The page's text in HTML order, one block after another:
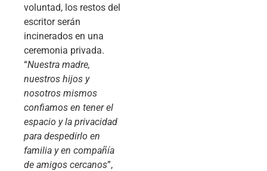
voluntad, los restos del
escritor serán
incinerados en una
ceremonia privada.
“Nuestra madre,
nuestros hijos y
nosotros mismos
confiamos en tener el
espacio y la privacidad
para despedirlo en
familia y en compañía
de amigos cercanos”,